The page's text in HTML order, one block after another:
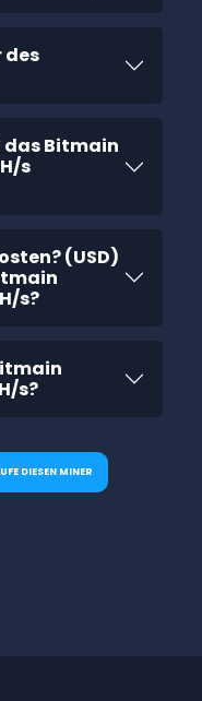
des
das Bitmain
s
(USD)
s?
s?
DIESEN MINER